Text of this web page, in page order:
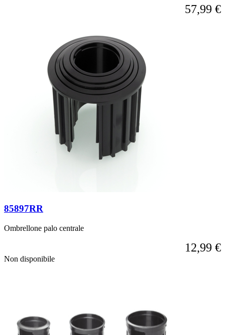
57,99 €
85897RR
Ombrellone palo centrale
12,99 €
Non disponibile